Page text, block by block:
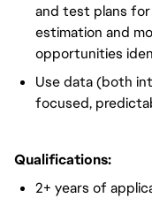
and test plans
estimation and
opportunities
Use data (both
focused,
Qualifications:
2+ years of